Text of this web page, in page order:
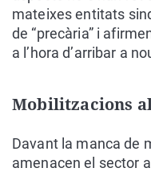
mateixes entitats
de “precària” i
a l’hora d’arribar a
Mobilitzacions
Davant la manca de
amenacen el sector